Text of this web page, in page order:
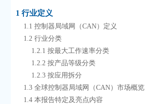
1 行业定义
    1.1 控制器局域网（CAN）定义
    1.2 行业分类
        1.2.1 按最大工作速率分类
        1.2.2 按产品等级分类
        1.2.3 按应用拆分
    1.3 全球控制器局域网（CAN）市场概览
    1.4 本报告特定及亮点内容